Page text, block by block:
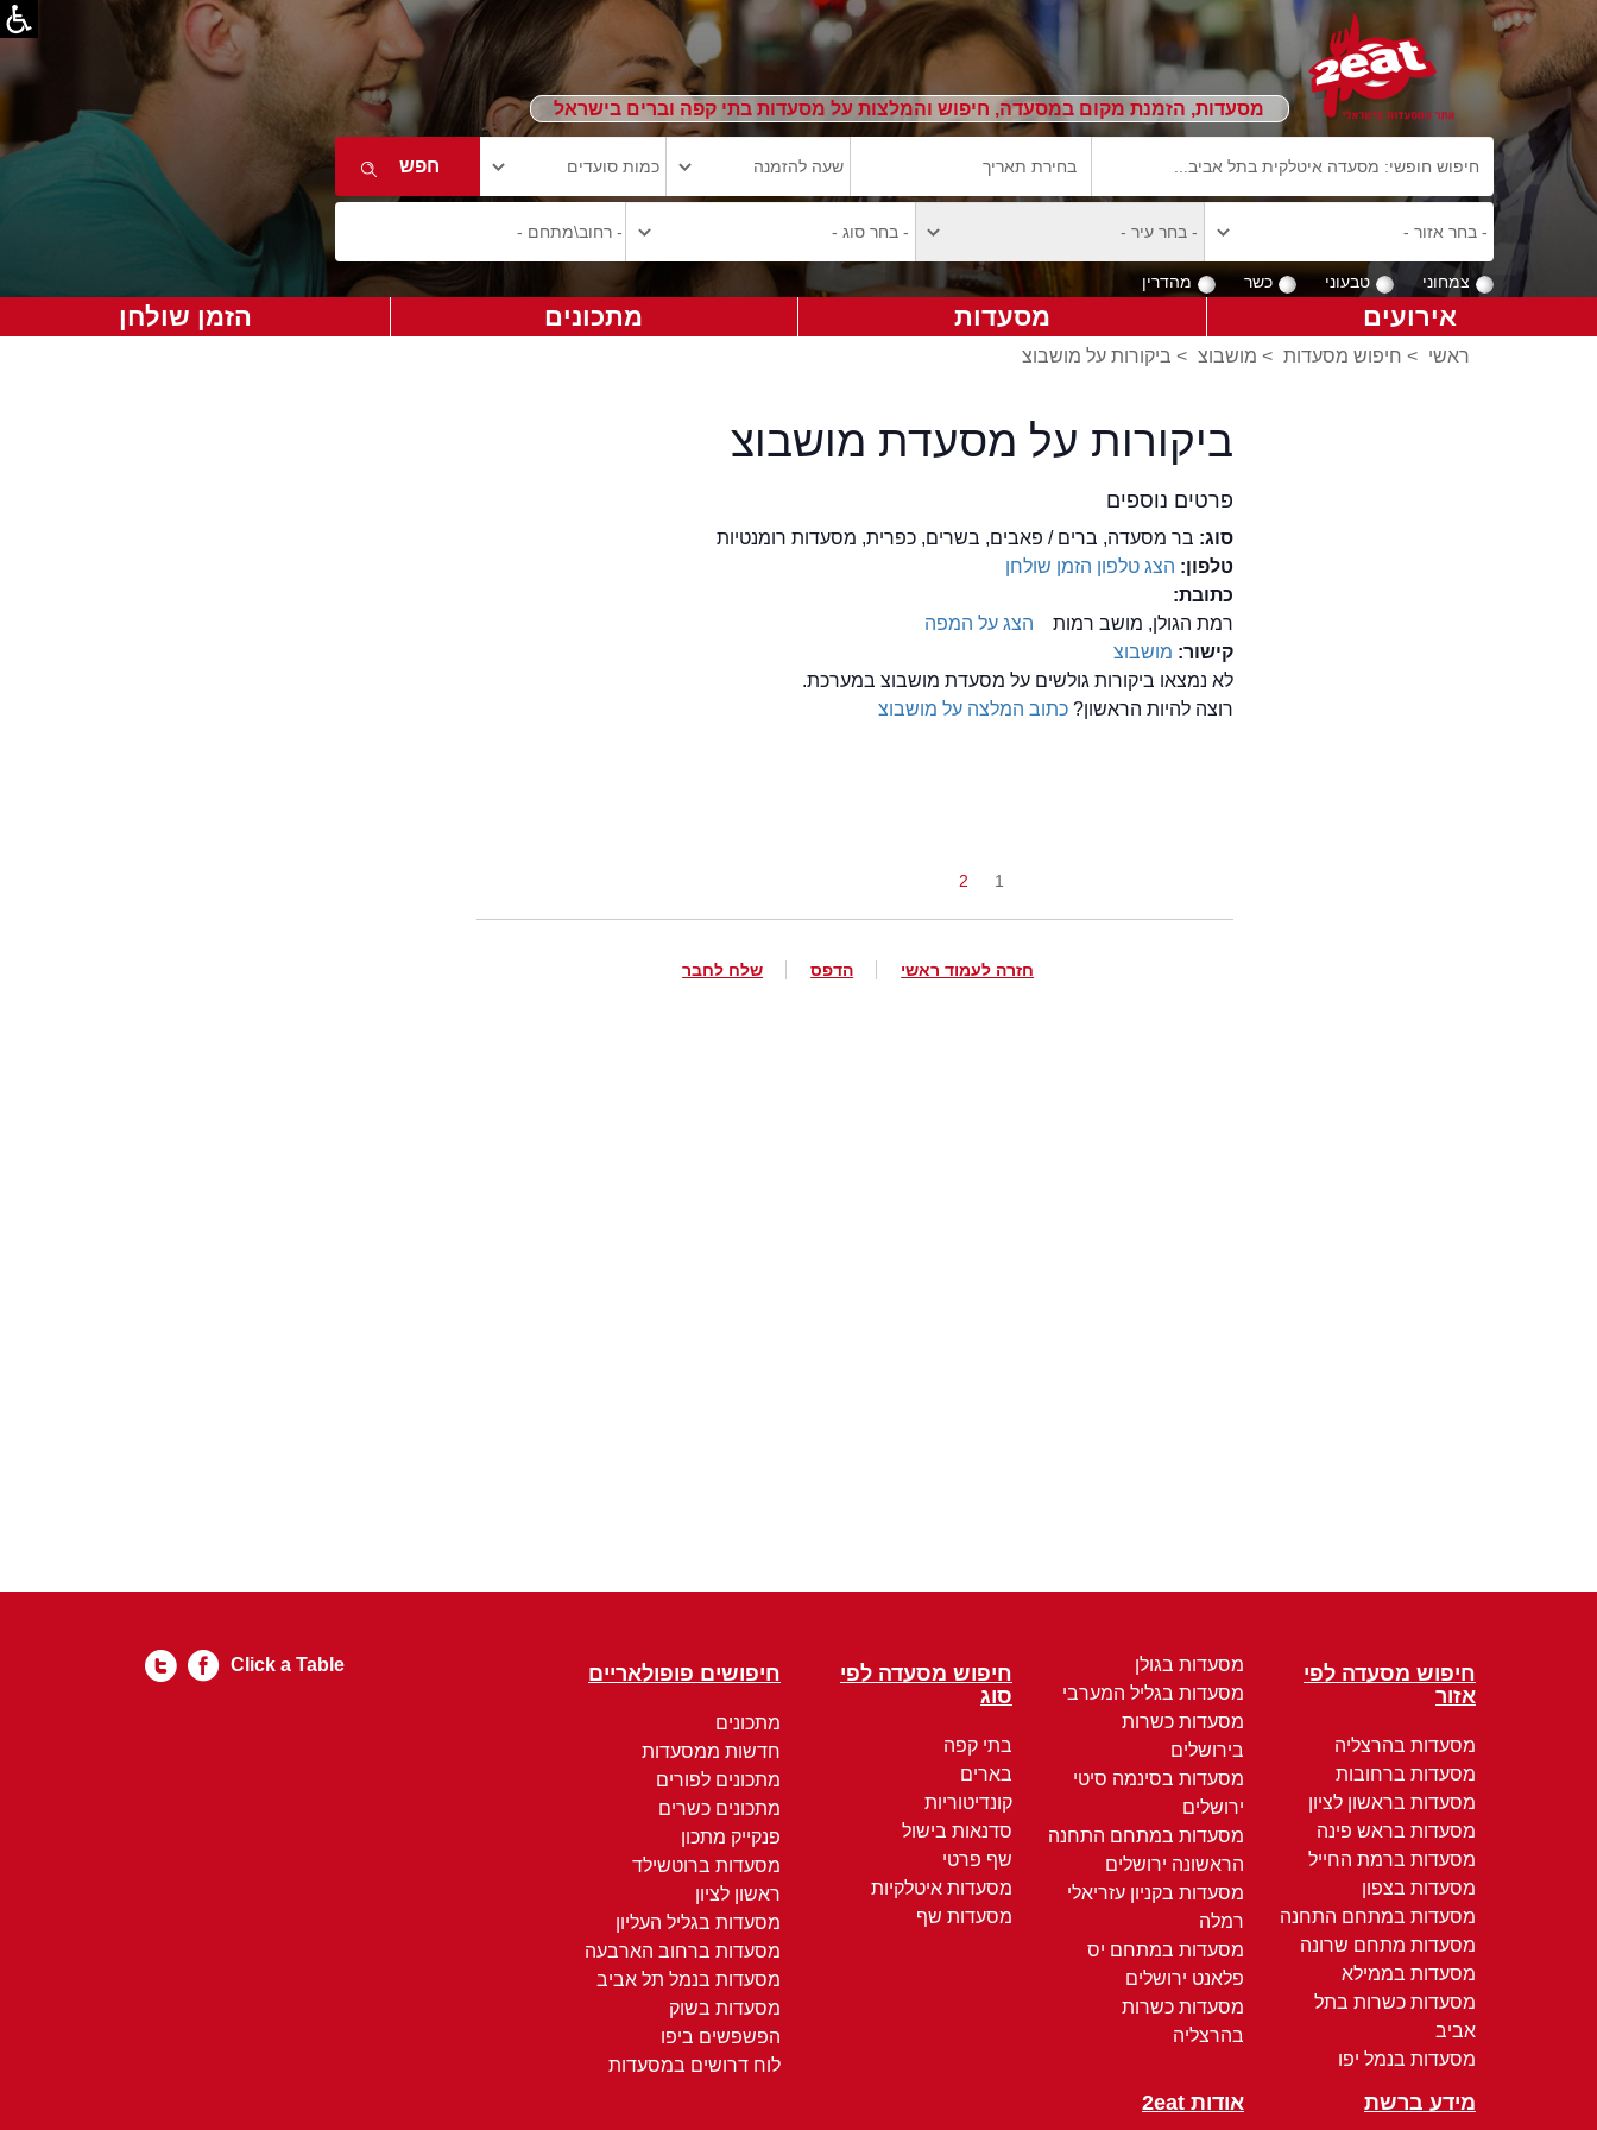
מסעדות, הזמנת מקום במסעדה, חיפוש והמלצות על מסעדות בתי קפה וברים בישראל
צמחוני טבעוני כשר מהדרין
אירועים מסעדות מתכונים הזמן שולחן
ראשי > חיפוש מסעדות > מושבוצ > ביקורות על מושבוצ
ביקורות על מסעדת מושבוצ
פרטים נוספים
סוג: בר מסעדה, ברים / פאבים, בשרים, כפרית, מסעדות רומנטיות
טלפון: הצג טלפון הזמן שולחן
כתובת:
רמת הגולן, מושב רמות
הצג על המפה
קישור: מושבוצ
לא נמצאו ביקורות גולשים על מסעדת מושבוצ במערכת.
רוצה להיות הראשון?כתוב המלצה על מושבוצ
1
2
חזרה לעמוד ראשי הדפס שלח לחבר
חיפוש מסעדה לפי
אזור
מסעדות בהרצליה
מסעדות ברחובות
מסעדות בראשון לציון
מסעדות בראש פינה
מסעדות ברמת החייל
מסעדות בצפון
מסעדות במתחם התחנה
מסעדות מתחם שרונה
מסעדות בממילא
מסעדות כשרות בתל
אביב
מסעדות בנמל יפו
מסעדות בגולן
מסעדות בגליל המערבי
מסעדות כשרות
בירושלים
מסעדות בסינמה סיטי
ירושלים
מסעדות במתחם התחנה
הראשונה ירושלים
מסעדות בקניון עזריאלי
רמלה
מסעדות במתחם יס
פלאנט ירושלים
מסעדות כשרות
בהרצליה
חיפוש מסעדה לפי
סוג
בתי קפה
בארים
קונדיטוריות
סדנאות בישול
שף פרטי
מסעדות איטלקיות
מסעדות שף
חיפושים פופולאריים
מתכונים
חדשות ממסעדות
מתכונים לפורים
מתכונים כשרים
פנקייק מתכון
מסעדות ברוטשילד
ראשון לציון
מסעדות בגליל העליון
מסעדות ברחוב הארבעה
מסעדות בנמל תל אביב
מסעדות בשוק
הפשפשים ביפו
לוח דרושים במסעדות
מידע ברשת אודות 2eat
Click a Table